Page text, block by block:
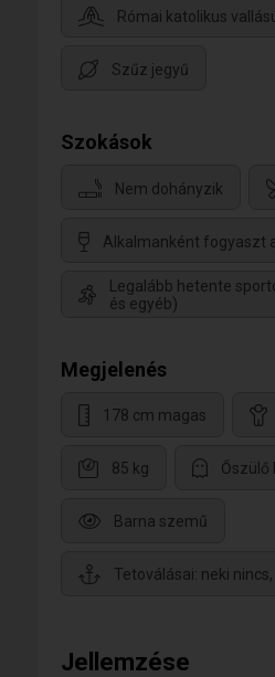
Római katolikus
Szűz jegyű
Szokások
Nem dohányzik
Alkalmanként fogyaszt
Legalább hetente
és egyéb)
Megjelenés
178 cm magas
85 kg Őszülő
Barna szemű
Tetoválásai: neki
Jellemzése